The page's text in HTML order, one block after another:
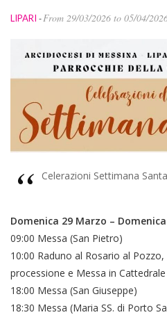
LIPARI -From 29/03/2026 to 05/04/
Celerazioni Settimana
Domenica 29 Marzo –
09:00 Messa (San Pietro)
10:00 Raduno al Rosario al
processione e Messa in Cattedrale
18:00 Messa (San Giuseppe)
18:30 Messa (Maria SS. di Porto